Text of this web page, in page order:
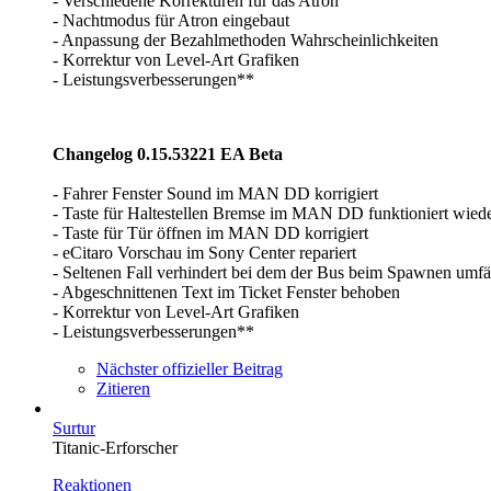
- Nachtmodus für Atron eingebaut
- Anpassung der Bezahlmethoden Wahrscheinlichkeiten
- Korrektur von Level-Art Grafiken
- Leistungsverbesserungen**
Changelog 0.15.53221 EA Beta
- Fahrer Fenster Sound im MAN DD korrigiert
- Taste für Haltestellen Bremse im MAN DD funktioniert
- Taste für Tür öffnen im MAN DD korrigiert
- eCitaro Vorschau im Sony Center repariert
- Seltenen Fall verhindert bei dem der Bus beim Spawnen
- Abgeschnittenen Text im Ticket Fenster behoben
- Korrektur von Level-Art Grafiken
- Leistungsverbesserungen**
Nächster offizieller Beitrag
Zitieren
Surtur
Titanic-Erforscher
Reaktionen